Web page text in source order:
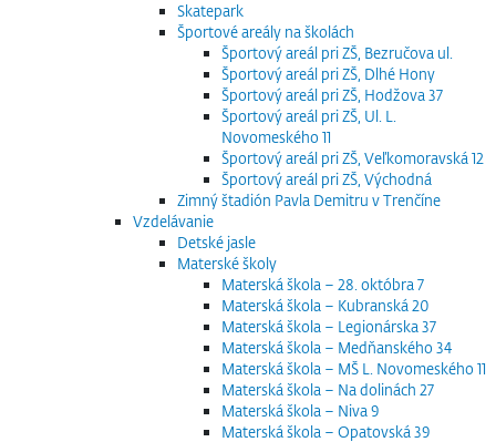
Skatepark
Športové areály na školách
Športový areál pri ZŠ, Bezručova ul.
Športový areál pri ZŠ, Dlhé Hony
Športový areál pri ZŠ, Hodžova 37
Športový areál pri ZŠ, Ul. L.
Novomeského 11
Športový areál pri ZŠ, Veľkomoravská 12
Športový areál pri ZŠ, Východná
Zimný štadión Pavla Demitru v Trenčíne
Vzdelávanie
Detské jasle
Materské školy
Materská škola – 28. októbra 7
Materská škola – Kubranská 20
Materská škola – Legionárska 37
Materská škola – Medňanského 34
Materská škola – MŠ L. Novomeského 11
Materská škola – Na dolinách 27
Materská škola – Niva 9
Materská škola – Opatovská 39